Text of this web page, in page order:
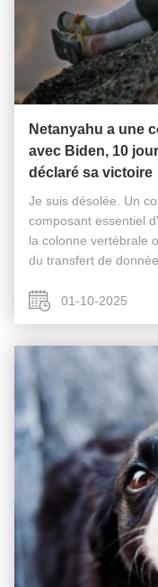
Netanyahu a une
avec Biden, 10
déclaré sa victoire
Je suis désolée. Un
composant essentiel
la colonne vertébrale
du transfert de
agissant ...01-10-2025